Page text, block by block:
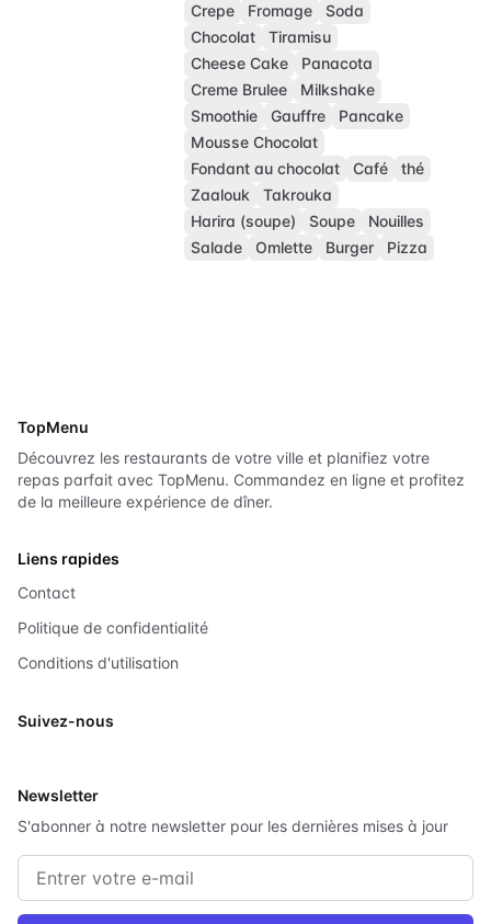
Crepe
Fromage
Soda
Chocolat
Tiramisu
Cheese Cake
Panacota
Creme Brulee
Milkshake
Smoothie
Gauffre
Pancake
Mousse Chocolat
Fondant au chocolat
Café
thé
Zaalouk
Takrouka
Harira (soupe)
Soupe
Nouilles
Salade
Omlette Burger Pizza
TopMenu
Découvrez les restaurants de votre ville et planifiez votre
repas parfait avec TopMenu. Commandez en ligne et profitez
de la meilleure expérience de dîner.
Liens rapides
Contact
Politique de confidentialité
Conditions d'utilisation
Suivez-nous
Newsletter
S'abonner à notre newsletter pour les dernières mises à jour
Adresse e-mail